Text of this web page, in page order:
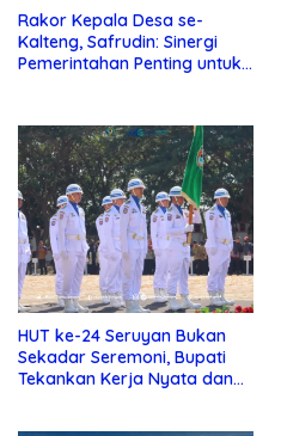
Rakor Kepala Desa se-
Kalteng, Safrudin: Sinergi
Pemerintahan Penting untuk
HUT ke-24 Seruyan Bukan
Sekadar Seremoni, Bupati
Tekankan Kerja Nyata dan